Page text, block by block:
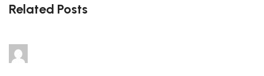
Related Posts